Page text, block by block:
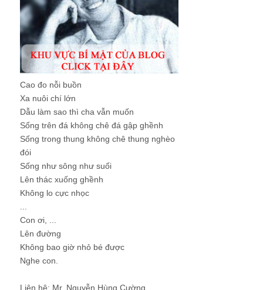
Cao đo nỗi buồn
Xa nuôi chí lớn
Dẫu làm sao thì cha vẫn muốn
Sống trên đá không chê đá gập ghềnh
Sống trong thung không chê thung nghèo
đói
Sống như sông như suối
Lên thác xuống ghềnh
Không lo cực nhọc
Con ơi, ...
Lên đường
Không bao giờ nhỏ bé được
Nghe con.
Liên hệ: Mr. Nguyễn Hùng Cường